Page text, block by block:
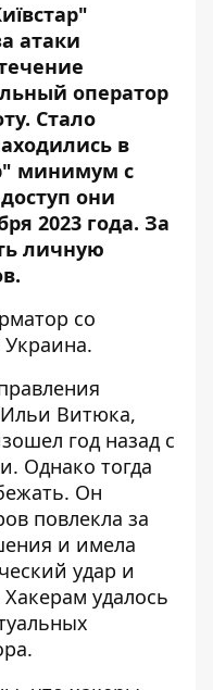
атаки
оператор
Стало
в
минимум с
они
2023 года. За
личную
со
.
Витюка,
год назад с
Однако тогда
Он
повлекла за
и имела
удар и
удалось